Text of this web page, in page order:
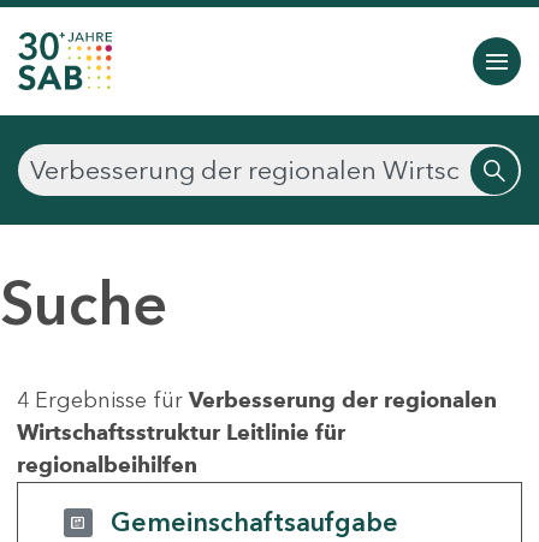
Suche
4 Ergebnisse für Verbesserung der regionalen
Wirtschaftsstruktur Leitlinie für
regionalbeihilfen
Gemeinschaftsaufgabe